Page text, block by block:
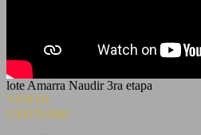
lote Amarra Naudir 3ra etapa
VENTA
USD70.000